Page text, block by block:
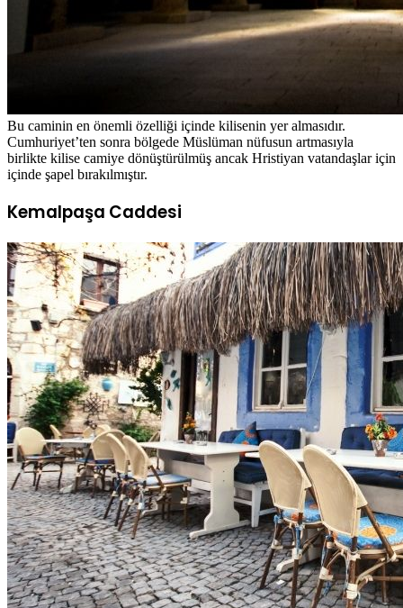
Bu caminin en önemli özelliği içinde kilisenin yer almasıdır.
Cumhuriyet’ten sonra bölgede Müslüman nüfusun artmasıyla
birlikte kilise camiye dönüştürülmüş ancak Hristiyan vatandaşlar için
içinde şapel bırakılmıştır.
Kemalpaşa Caddesi